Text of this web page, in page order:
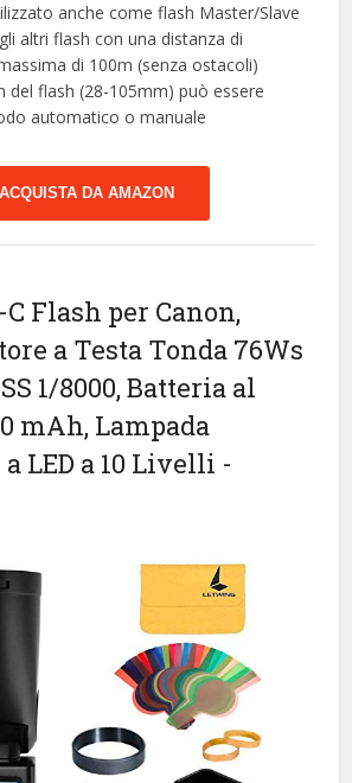
anche come flash Master/Slave
altri flash con una distanza di
di 100m (senza ostacoli)
del flash (28-105mm) può essere
automatico o manuale
ACQUISTA DA AMAZON
C Flash per Canon,
a Testa Tonda 76Ws
1/8000, Batteria al
mAh, Lampada
LED a 10 Livelli -